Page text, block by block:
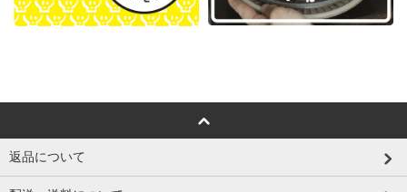
返品について